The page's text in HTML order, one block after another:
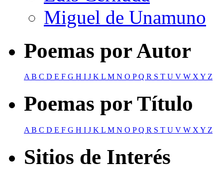
Miguel de Unamuno
Poemas por Autor
AB C D E F G H I J K L M N O PQ R S T U V W XY Z
Poemas por Título
A B C D E F G H I J K L M N O PQ R S T U V W X Y Z
Sitios de Interés